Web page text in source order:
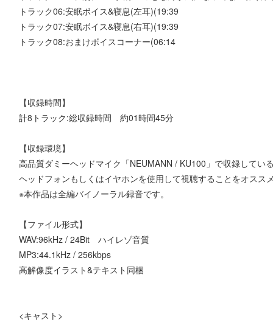
トラック06:安眠ボイス&寝息(左耳)(19:39
トラック07:安眠ボイス&寝息(右耳)(19:39
トラック08:おまけボイスコーナー(06:14
【収録時間】
計8トラック:総収録時間 約01時間45分
【収録環境】
高品質ダミーヘッドマイク「NEUMANN / KU100」で収録してい
ヘッドフォンもしくはイヤホンを使用して視聴することをオスス
※本作品は全編バイノーラル録音です。
【ファイル形式】
WAV:96kHz / 24Bit ハイレゾ音質
MP3:44.1kHz / 256kbps
高解像度イラスト&テキスト同梱
<キャスト>